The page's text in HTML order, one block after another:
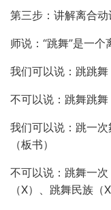
第三步：讲解离合动
师说：“跳舞”是一个
我们可以说：跳跳舞
不可以说：跳舞跳舞
我们可以说：跳一
（板书）
不可以说：跳舞一
（X）、跳舞民族（X